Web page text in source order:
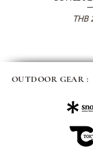
Price
THB
OUTDOOR GEAR :